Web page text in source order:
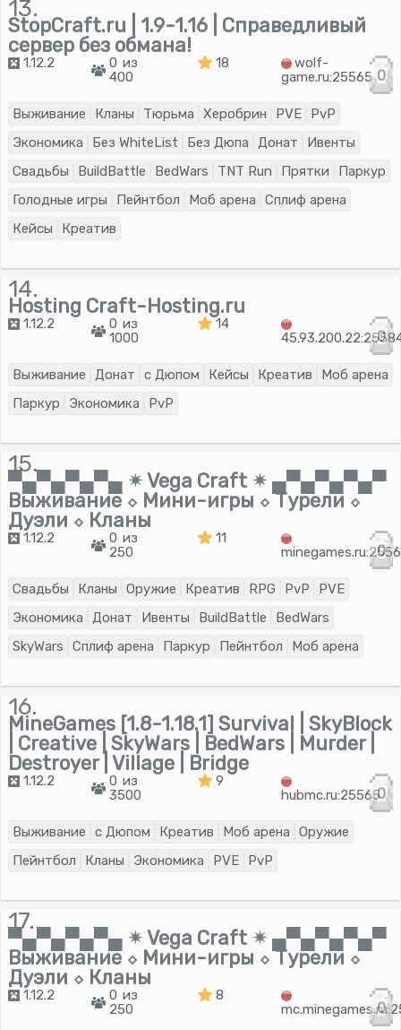
13.
StopCraft.ru | 1.9-1.16 | Справедливый
сервер без обмана!
1.12.2
0 из
400
18
wolf-
game.ru:25565 0
Выживание Кланы Тюрьма Херобрин PVE
PvP
Экономика
Без WhiteList Без Дюпа Донат
Ивенты
Свадьбы
BuildBattle BedWars TNT Run Прятки
Паркур
Голодные игры
Пейнтбол Моб арена
Сплиф арена
Кейсы
Креатив
14.
Hosting Craft-Hosting.ru
1.12.2
0 из
1000
14
0
Выживание Донат с Дюпом Кейсы Креатив
Моб арена
Паркур
Экономика PvP
15.
▀▄▀▄▀▄▀▄ ✴ Vega Craft ✴ ▄▀▄▀▄▀▄▀
Выживание ⬦ Мини-игры ⬦ Турели ⬦
Дуэли ⬦ Кланы
1.12.2
0 из
250
11
0
Свадьбы Кланы Оружие Креатив RPG PvP
PVE
Экономика
Донат Ивенты BuildBattle
BedWars
SkyWars
Сплиф арена Паркур Пейнтбол Моб арена
16.
MineGames [1.8-1.18.1] Survival | SkyBlock
| Creative | SkyWars | BedWars | Murder |
Destroyer | Village | Bridge
1.12.2
0 из
3500
9
hubmc.ru:255650
Выживание с Дюпом Креатив Моб арена
Оружие
Пейнтбол
Кланы Экономика PVE PvP
17.
▀▄▀▄▀▄▀▄ ✴ Vega Craft ✴ ▄▀▄▀▄▀▄▀
Выживание ⬦ Мини-игры ⬦ Турели ⬦
Дуэли ⬦ Кланы
1.12.2
0 из
250
8
0